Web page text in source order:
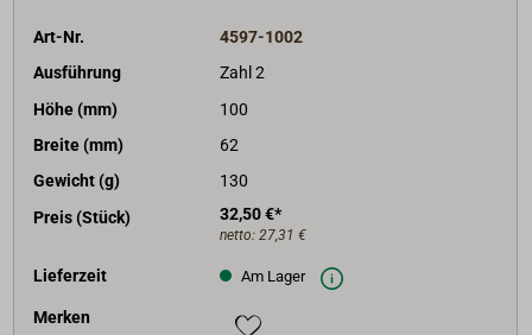
Art-Nr.
4597-1002
Ausführung
Zahl 2
Höhe (mm)
100
Breite (mm)
62
Gewicht (g)
130
Preis (Stück)
32,50 €*
netto: 27,31 €
Lieferzeit Am Lager
Merken